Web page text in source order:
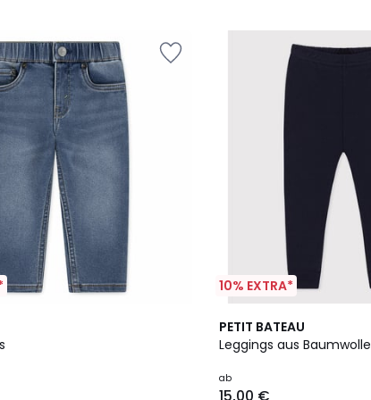
10% EXTRA*
PETIT BATEAU
Leggings aus Baumwolle
ab